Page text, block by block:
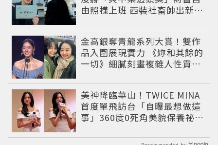
由照樣上班 西裝社畜帥出新高
金高銀奪青龍系列大賞！雙作
品入圍展現實力 《妳和其餘的
一切》細膩刻畫複雜人性貢獻
美神降臨華山！TWICE MINA
首度單飛訪台「自曝最想做這
事」360度0死角美貌保養祕訣